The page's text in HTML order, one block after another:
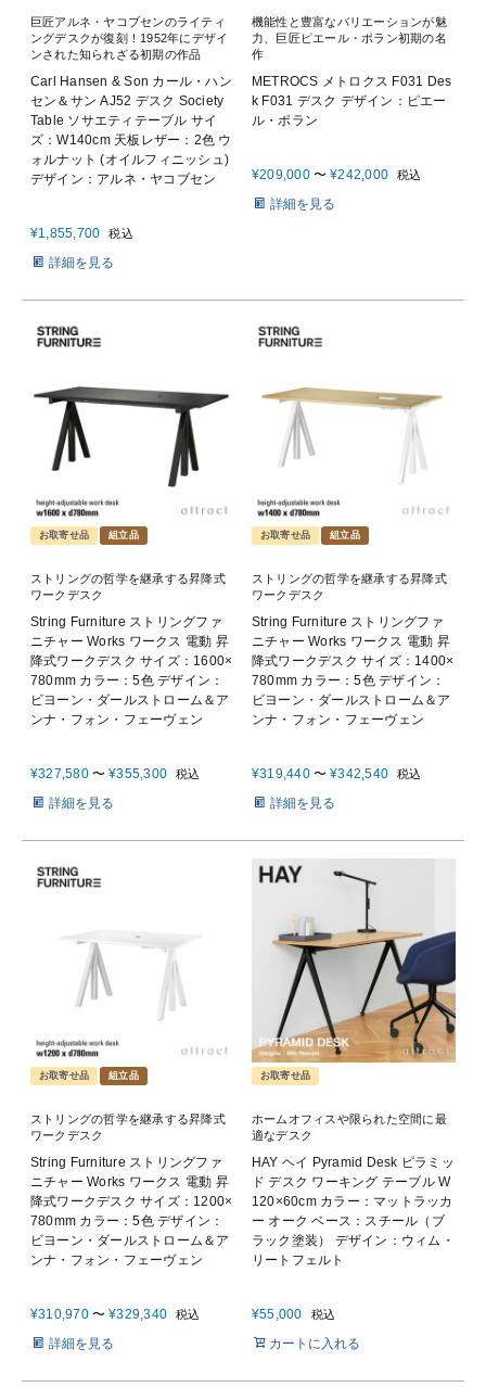
巨匠アルネ・ヤコブセンのライティ
ングデスクが復刻！1952年にデザイ
ンされた知られざる初期の作品
Carl Hansen & Son カール・ハン
セン＆サン AJ52 デスク Society
Table ソサエティテーブル サイ
ズ：W140cm 天板レザー：2色 ウ
ォルナット (オイルフィニッシュ)
デザイン：アルネ・ヤコブセン
¥1,855,700 税込
詳細を見る
機能性と豊富なバリエーションが魅
力、巨匠ピエール・ポラン初期の名
作
METROCS メトロクス F031 Des
k F031 デスク デザイン：ピエー
ル・ポラン
¥209,000 〜 ¥242,000 税込
詳細を見る
お取寄せ品 組立品
ストリングの哲学を継承する昇降式
ワークデスク
String Furniture ストリングファ
ニチャー Works ワークス 電動 昇
降式ワークデスク サイズ：1600×
780mm カラー：5色 デザイン：
ビヨーン・ダールストローム＆ア
ンナ・フォン・フェーヴェン
¥327,580 〜 ¥355,300 税込
詳細を見る
お取寄せ品 組立品
ストリングの哲学を継承する昇降式
ワークデスク
String Furniture ストリングファ
ニチャー Works ワークス 電動 昇
降式ワークデスク サイズ：1400×
780mm カラー：5色 デザイン：
ビヨーン・ダールストローム＆ア
ンナ・フォン・フェーヴェン
¥319,440 〜 ¥342,540 税込
詳細を見る
お取寄せ品 組立品
ストリングの哲学を継承する昇降式
ワークデスク
String Furniture ストリングファ
ニチャー Works ワークス 電動 昇
降式ワークデスク サイズ：1200×
780mm カラー：5色 デザイン：
ビヨーン・ダールストローム＆ア
ンナ・フォン・フェーヴェン
¥310,970 〜 ¥329,340 税込
詳細を見る
お取寄せ品
ホームオフィスや限られた空間に最
適なデスク
HAY ヘイ Pyramid Desk ピラミッ
ド デスク ワーキング テーブル W
120×60cm カラー：マットラッカ
ー オーク ベース：スチール（ブ
ラック塗装） デザイン：ウィム・
リートフェルト
¥55,000 税込
カートに入れる